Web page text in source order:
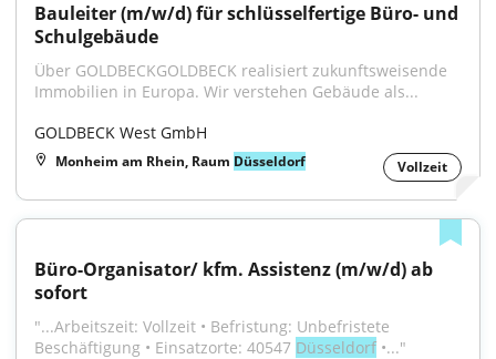
Bauleiter (m/w/d) für schlüsselfertige Büro- und
Schulgebäude
Über GOLDBECKGOLDBECK realisiert zukunftsweisende
Immobilien in Europa. Wir verstehen Gebäude als...
GOLDBECK West GmbH
Monheim am Rhein, Raum Düsseldorf Vollzeit
Büro-Organisator/ kfm. Assistenz (m/w/d) ab
sofort
"...Arbeitszeit: Vollzeit • Befristung: Unbefristete
Beschäftigung • Einsatzorte: 40547 Düsseldorf •..."